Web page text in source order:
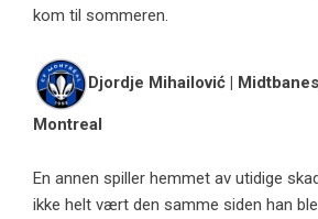
kom til sommeren.
Djordje Mihailović |
Montreal
En annen spiller hemmet av utidige
ikke helt vært den samme siden han